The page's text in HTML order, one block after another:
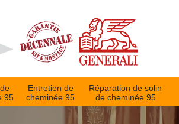
95
Entretien de
cheminée 95
Réparation de solin
de cheminée 95